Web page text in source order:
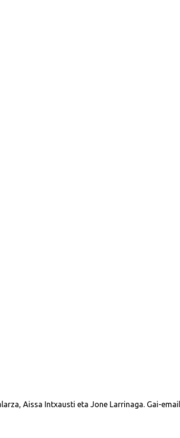
Aissa Intxausti eta Jone Larrinaga. Gai-